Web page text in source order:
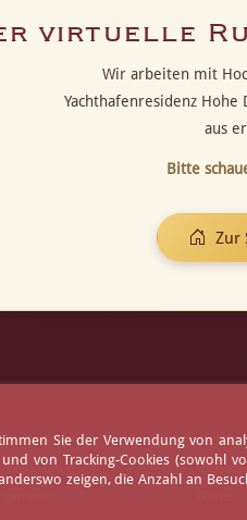
virtuelle
Wir arbeiten mit
Yachthafenresidenz Hohe
aus
Bitte
Zur
Sie der Verwendung von
von Tracking-Cookies
zeigen, die Anzahl an